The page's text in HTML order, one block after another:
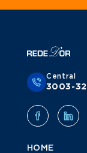
Central
3003-
HOME